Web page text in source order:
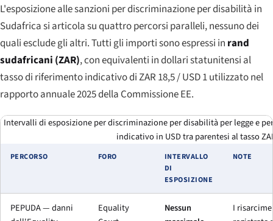
L'esposizione alle sanzioni per discriminazione per disabilità in
Sudafrica si articola su quattro percorsi paralleli, nessuno dei
quali esclude gli altri. Tutti gli importi sono espressi in rand
sudafricani (ZAR), con equivalenti in dollari statunitensi al
tasso di riferimento indicativo di ZAR 18,5 / USD 1 utilizzato nel
rapporto annuale 2025 della Commissione EE.
Intervalli di esposizione per discriminazione per disabilità per legge e
indicativo in USD tra parentesi al tasso
PERCORSO FORO
INTERVALLO
DI
ESPOSIZIONE
NOTE
PEPUDA — danni
Equality
Nessun
I